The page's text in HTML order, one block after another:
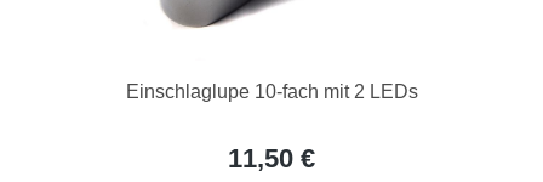
Einschlaglupe 10-fach mit 2 LEDs
11,50 €